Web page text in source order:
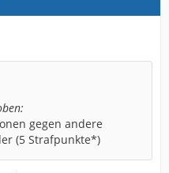
gegen andere
(5 Strafpunkte*)